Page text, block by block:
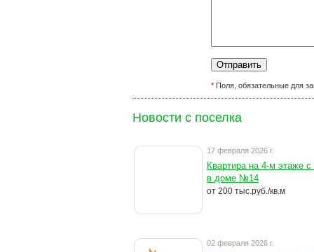
* Поля, обязательные для
Новости с поселка
17 февраля 2026 г.
Квартира на 4-м этаже с
в доме №14
от 200 тыс.руб./кв.м
02 февраля 2026 г.